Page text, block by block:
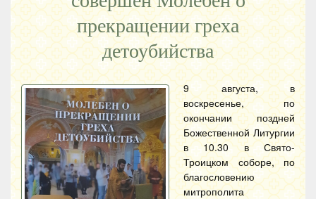
прекращении греха
детоубийства
9 августа, в
воскресенье, по
окончании поздней
Божественной Литургии
в 10.30 в Свято-
Троицком соборе, по
благословению
митрополита